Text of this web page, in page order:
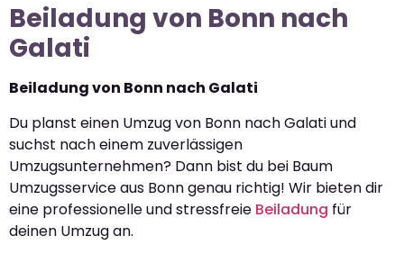
Beiladung von Bonn nach
Galati
Beiladung von Bonn nach Galati
Du planst einen Umzug von Bonn nach Galati und
suchst nach einem zuverlässigen
Umzugsunternehmen? Dann bist du bei Baum
Umzugsservice aus Bonn genau richtig! Wir bieten dir
eine professionelle und stressfreie Beiladung für
deinen Umzug an.